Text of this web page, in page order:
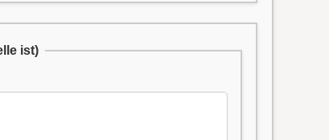
ist)